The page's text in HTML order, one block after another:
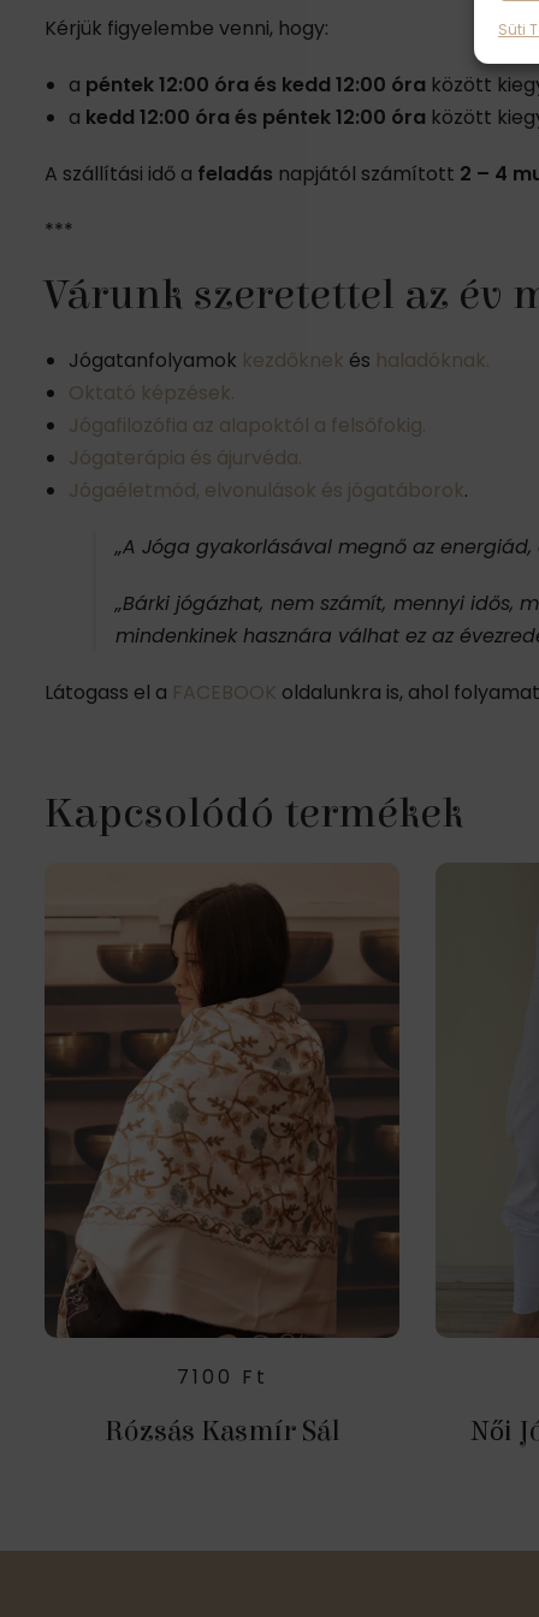
Süti
Kérjük figyelembe venni, hogy:
a péntek 12:00 óra és kedd 12:00 óra között
a kedd 12:00 óra és péntek 12:00 óra között
A szállítási idő a feladás napjától számított 2 – 4
***
Várunk szeretettel az év
Jógatanfolyamok kezdőknek és haladóknak.
Oktató képzések.
Jógafilozófia az alapoktól a felsőfokig.
Jógaterápia és ájurvéda.
Jógaéletmód, elvonulások és jógatáborok.
„A Jóga gyakorlásával megnő az energiád,
„Bárki jógázhat, nem számít, mennyi idős,
mindenkinek hasznára válhat ez az
Látogass el a FACEBOOK oldalunkra is, ahol
Kapcsolódó termékek
7100 Ft
Rózsás Kasmír Sál Női